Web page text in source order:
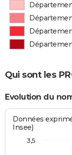
Qui sont les
Evolution du
Données
Insee)
3,5